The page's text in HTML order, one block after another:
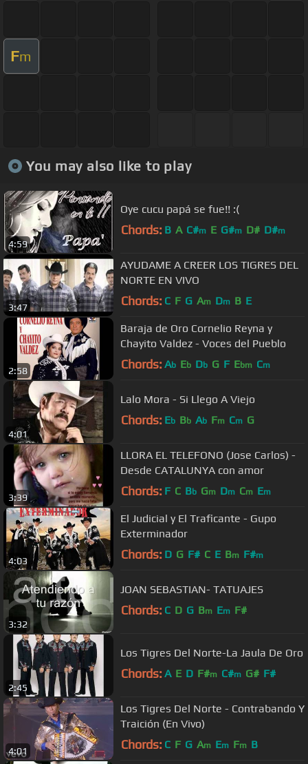
Fm
You may also like to play
4:59
Oye cucu papá se fue!! :(
Chords: B A C#m E G#m D# D#m
3:47
AYUDAME A CREER LOS TIGRES DEL
NORTE EN VIVO
Chords: C F G Am Dm B E
2:58
Baraja de Oro Cornelio Reyna y
Chayito Valdez - Voces del Pueblo
Chords: Ab Eb Db G F Ebm Cm
4:01
Lalo Mora - Si Llego A Viejo
Chords: Eb Bb Ab Fm Cm G
3:39
LLORA EL TELEFONO (Jose Carlos) -
Desde CATALUNYA con amor
Chords: F C Bb Gm Dm Cm Em
4:03
El Judicial y El Traficante - Gupo
Exterminador
Chords: D G F# C E Bm F#m
3:32
JOAN SEBASTIAN- TATUAJES
Chords: C D G Bm Em F#
2:45
Los Tigres Del Norte-La Jaula De Oro
Chords: A E D F#m C#m G# F#
4:01
Los Tigres Del Norte - Contrabando Y
Traición (En Vivo)
Chords: C F G Am Em Fm B